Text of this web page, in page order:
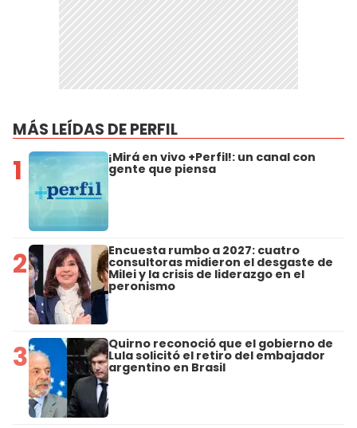
MÁS LEÍDAS DE PERFIL
1 ¡Mirá en vivo +Perfil!: un canal con
gente que piensa
2 Encuesta rumbo a 2027: cuatro
consultoras midieron el desgaste de
Milei y la crisis de liderazgo en el
peronismo
3 Quirno reconoció que el gobierno de
Lula solicitó el retiro del embajador
argentino en Brasil